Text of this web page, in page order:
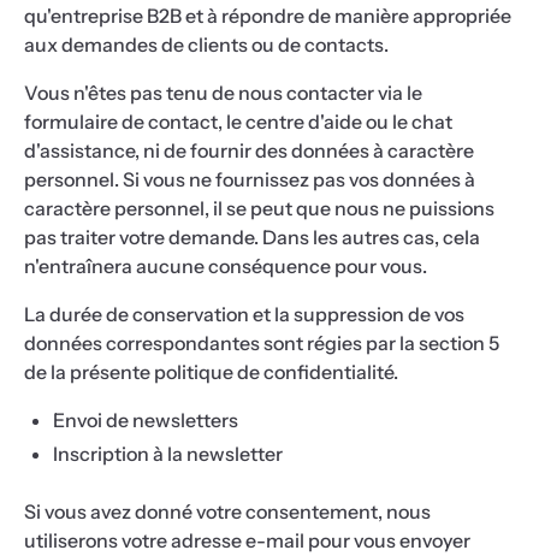
qu'entreprise B2B et à répondre de manière appropriée
aux demandes de clients ou de contacts.
Vous n'êtes pas tenu de nous contacter via le
formulaire de contact, le centre d'aide ou le chat
d'assistance, ni de fournir des données à caractère
personnel. Si vous ne fournissez pas vos données à
caractère personnel, il se peut que nous ne puissions
pas traiter votre demande. Dans les autres cas, cela
n'entraînera aucune conséquence pour vous.
La durée de conservation et la suppression de vos
données correspondantes sont régies par la section 5
de la présente politique de confidentialité.
Envoi de newsletters
Inscription à la newsletter
Si vous avez donné votre consentement, nous
utiliserons votre adresse e-mail pour vous envoyer